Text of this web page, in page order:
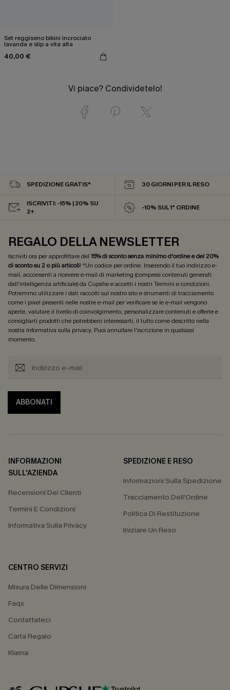
Set reggiseno bikini incrociato
lavanda e slip a vita alta
40,00 €
Vi piace? Condividetelo!
SPEDIZIONE GRATIS* 30 GIORNI PER IL RESO
ISCRIVITI: -15% | 20% SU
2+
-10% SUL 1° ORDINE
REGALO DELLA NEWSLETTER
Iscriviti ora per approfittare del 15% di sconto senza minimo d'ordine e del 20%
di sconto su 2 o più articoli! *Un codice per ordine. Inserendo il tuo indirizzo e-
mail, acconsenti a ricevere e-mail di marketing (compresi contenuti generati
dall'intelligenza artificiale) da Cupshe e accetti i nostri Termini e condizioni.
Potremmo utilizzare i dati raccolti sul nostro sito e strumenti di tracciamento
come i pixel presenti nelle nostre e-mail per verificare se le e-mail vengono
aperte, valutare il livello di coinvolgimento, personalizzare contenuti e offerte e
consigliarti prodotti che potrebbero interessarti, il tutto come descritto nella
nostra Informativa sulla privacy. Puoi annullare l'iscrizione in qualsiasi
momento.
ABBONATI
INFORMAZIONI
SULL'AZIENDA
Recensioni Dei Clienti
Termini E Condizioni
Informativa Sulla Privacy
SPEDIZIONE E RESO
Informazioni Sulla Spedizione
Tracciamento Dell'Ordine
Politica Di Restituzione
Iniziare Un Reso
CENTRO SERVIZI
Misura Delle Dimensioni
Faqs
Contattateci
Carta Regalo
Klarna